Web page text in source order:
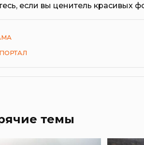
если вы ценитель красивых
ПОРТАЛ
темы